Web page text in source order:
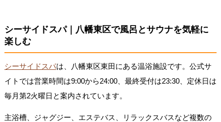
シーサイドスパ｜八幡東区で風呂とサウナを気軽に
楽しむ
シーサイドスパは、八幡東区東田にある温浴施設です。公式サ
イトでは営業時間は9:00から24:00、最終受付は23:30、定休日は
毎月第2火曜日と案内されています。
主浴槽、ジャグジー、エステバス、リラックスバスなど複数の